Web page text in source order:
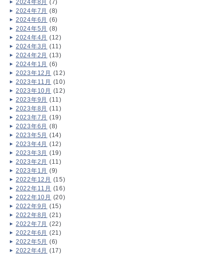
2024年8月 (7)
2024年7月 (8)
2024年6月 (6)
2024年5月 (8)
2024年4月 (12)
2024年3月 (11)
2024年2月 (13)
2024年1月 (6)
2023年12月 (12)
2023年11月 (10)
2023年10月 (12)
2023年9月 (11)
2023年8月 (11)
2023年7月 (19)
2023年6月 (8)
2023年5月 (14)
2023年4月 (12)
2023年3月 (19)
2023年2月 (11)
2023年1月 (9)
2022年12月 (15)
2022年11月 (16)
2022年10月 (20)
2022年9月 (15)
2022年8月 (21)
2022年7月 (22)
2022年6月 (21)
2022年5月 (6)
2022年4月 (17)